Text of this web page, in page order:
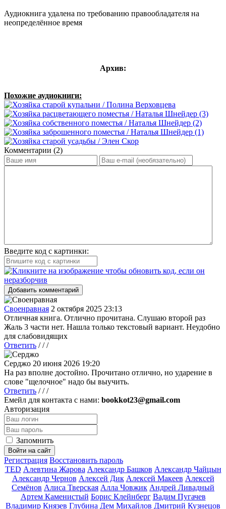
Аудиокнига удалена по требованию правообладателя на
неопределённое время
Архив:
Похожие аудиокниги:
Комментарии (2)
Введите код с картинки:
Добавить комментарий
Своенравная 2 октября 2025 23:13
Отличная книга. Отлично прочитана. Слушаю второй раз
Жаль 3 части нет. Нашла только текстовый вариант. Неудобно
для слабовидящих
Ответить / / /
Серджо 20 июня 2026 19:20
На раз вполне достойно. Прочитано отлично, но ударение в
слове "щелочное" надо бы выучить.
Ответить / / /
Емейл для контакта с нами: bookkot23@gmail.com
Авторизация
Запомнить
Войти на сайт
Регистрация Восстановить пароль
TED Алевтина Жарова Александр Башков Александр Чайцын
Александр Чернов Алексей Дик Алексей Макеев Алексей
Семёнов Алиса Тверская Алла Човжик Андрей Ливадный
Артем Каменистый Борис Клейнберг Вадим Пугачев
Владимир Князев Глубина Дем Михайлов Дмитрий Кузнецов